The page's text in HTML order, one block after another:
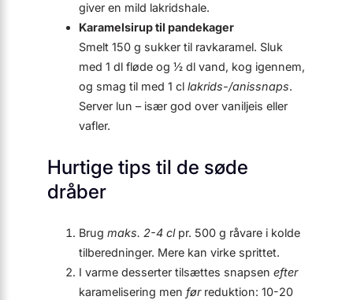
giver en mild lakridshale.
Karamelsirup til pandekager
Smelt 150 g sukker til ravkaramel. Sluk
med 1 dl fløde og ½ dl vand, kog igennem,
og smag til med 1 cl lakrids-/anis­snaps.
Server lun – især god over vaniljeis eller
vafler.
Hurtige tips til de søde
dråber
Brug maks. 2-4 clpr. 500 g råvare i kolde
tilberedninger. Mere kan virke sprittet.
I varme desserter tilsættes snapsen efter
karamelisering men førreduktion: 10-20